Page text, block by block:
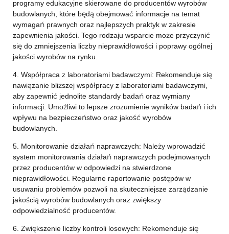
programy edukacyjne skierowane do producentów wyrobów
budowlanych, które będą obejmować informacje na temat
wymagań prawnych oraz najlepszych praktyk w zakresie
zapewnienia jakości. Tego rodzaju wsparcie może przyczynić
się do zmniejszenia liczby nieprawidłowości i poprawy ogólnej
jakości wyrobów na rynku.
4. Współpraca z laboratoriami badawczymi: Rekomenduje się
nawiązanie bliższej współpracy z laboratoriami badawczymi,
aby zapewnić jednolite standardy badań oraz wymiany
informacji. Umożliwi to lepsze zrozumienie wyników badań i ich
wpływu na bezpieczeństwo oraz jakość wyrobów
budowlanych.
5. Monitorowanie działań naprawczych: Należy wprowadzić
system monitorowania działań naprawczych podejmowanych
przez producentów w odpowiedzi na stwierdzone
nieprawidłowości. Regularne raportowanie postępów w
usuwaniu problemów pozwoli na skuteczniejsze zarządzanie
jakością wyrobów budowlanych oraz zwiększy
odpowiedzialność producentów.
6. Zwiększenie liczby kontroli losowych: Rekomenduje się